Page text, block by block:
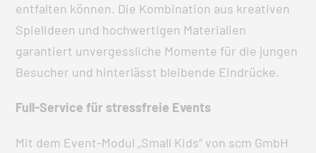
entfalten können. Die Kombination aus kreativen
Spielideen und hochwertigen Materialien
garantiert unvergessliche Momente für die jungen
Besucher und hinterlässt bleibende Eindrücke.
Full-Service für stressfreie Events
Mit dem Event-Modul „Small Kids“ von scm GmbH